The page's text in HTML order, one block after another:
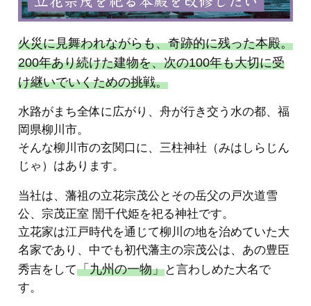
火災に見舞われながらも、奇跡的に残った本殿。
200年あり続けた建物を、次の100年も大切に受
け継いでいくための挑戦。
水路がまち全体に広がり、舟が行き交う水の都、福
岡県柳川市。
そんな柳川市の玄関口に、三柱神社（みはしらじん
じゃ）はあります。
当社は、藩祖の立花宗茂公とその岳父の戸次道雪
公、宗茂正室 誾千代姫を祀る神社です。
立花家は江戸時代を通じて柳川の地を治めていた大
名家であり、中でも初代藩主の宗茂公は、あの豊臣
秀吉をして「九州の一物」と言わしめた大名で
す。